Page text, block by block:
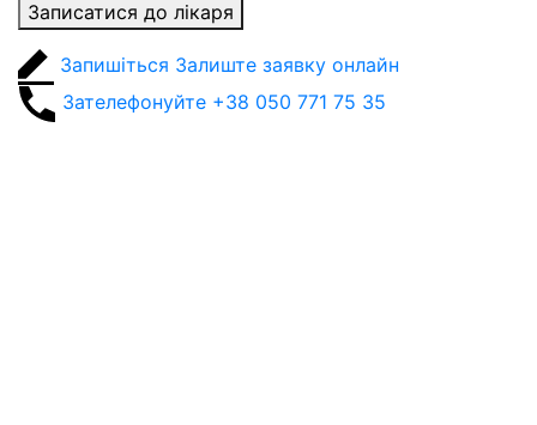
Записатися до лікаря
Запишіться Залиште заявку онлайн
Зателефонуйте +38 050 771 75 35